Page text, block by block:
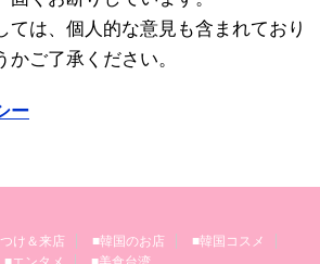
ては、個人的な意見も含まれており
かご了承ください。
ー
け＆来店 ■韓国のお店
■韓国コスメ